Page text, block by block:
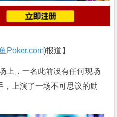
Poker.com)报道】
上，一名此前没有任何现场
，上演了一场不可思议的励